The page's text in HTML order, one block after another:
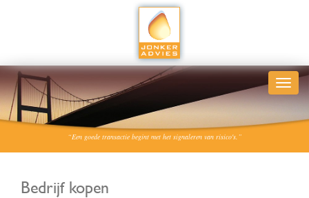
“Een goede transactie begint met het signaleren van risico's.”
Bedrijf kopen